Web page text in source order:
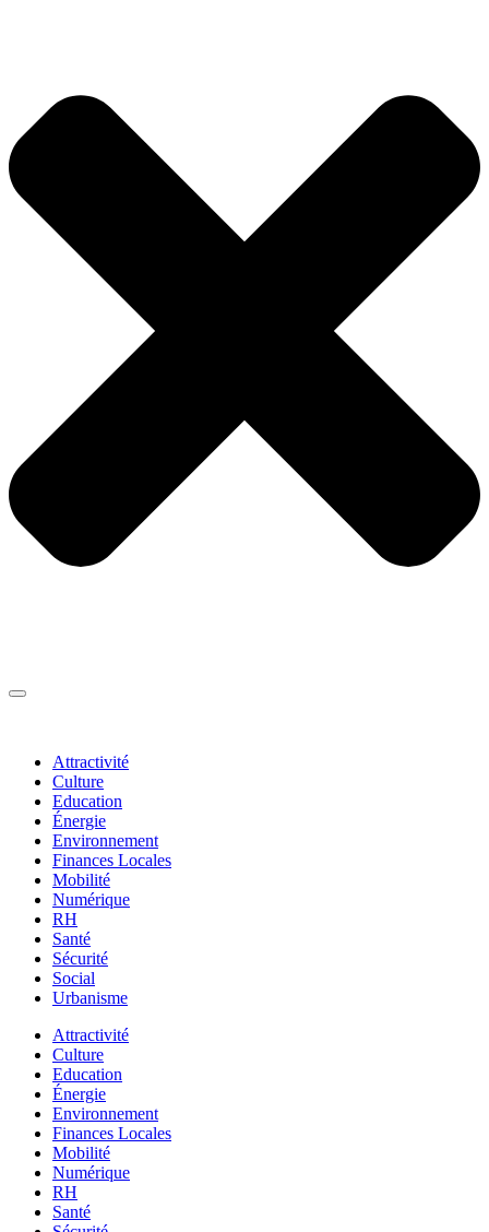
Attractivité
Culture
Education
Énergie
Environnement
Finances Locales
Mobilité
Numérique
RH
Santé
Sécurité
Social
Urbanisme
Attractivité
Culture
Education
Énergie
Environnement
Finances Locales
Mobilité
Numérique
RH
Santé